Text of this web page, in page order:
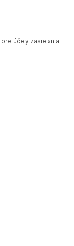
pre účely zasielania